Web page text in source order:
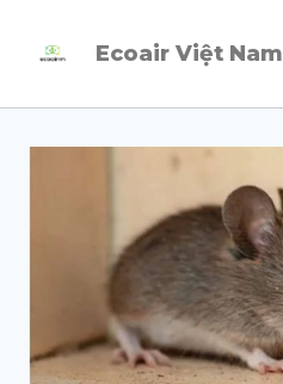
Ecoair Việt Nam